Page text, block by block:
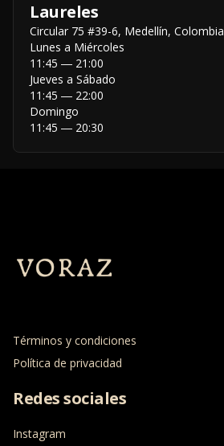
Laureles
Circular 75 #39-6, Medellín, Colombia
Lunes a Miércoles
11:45 ― 21:00
Jueves a Sábado
11:45 ― 22:00
Domingo
11:45 ― 20:30
Términos y condiciones
Política de privacidad
Redes sociales
Instagram